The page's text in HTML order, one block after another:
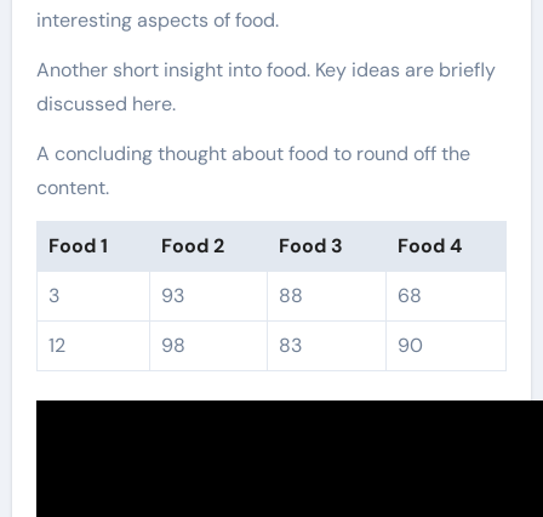
interesting aspects of food.
Another short insight into food. Key ideas are briefly
discussed here.
A concluding thought about food to round off the
content.
Food 1 Food 2 Food 3
Food 4
3
93 88
68
12
98 83 90